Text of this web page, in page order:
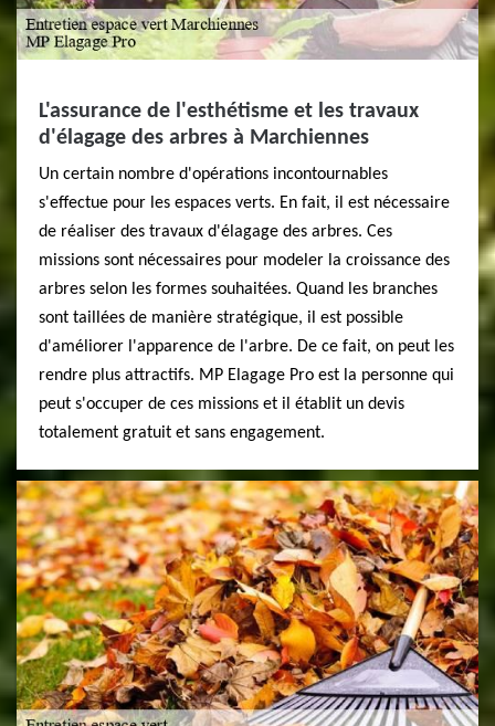
L'assurance de l'esthétisme et les travaux
d'élagage des arbres à Marchiennes
Un certain nombre d'opérations incontournables
s'effectue pour les espaces verts. En fait, il est nécessaire
de réaliser des travaux d'élagage des arbres. Ces
missions sont nécessaires pour modeler la croissance des
arbres selon les formes souhaitées. Quand les branches
sont taillées de manière stratégique, il est possible
d'améliorer l'apparence de l'arbre. De ce fait, on peut les
rendre plus attractifs. MP Elagage Pro est la personne qui
peut s'occuper de ces missions et il établit un devis
totalement gratuit et sans engagement.